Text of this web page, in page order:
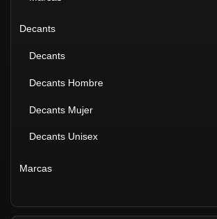
Decants
Decants
Decants Hombre
Decants Mujer
Decants Unisex
Marcas